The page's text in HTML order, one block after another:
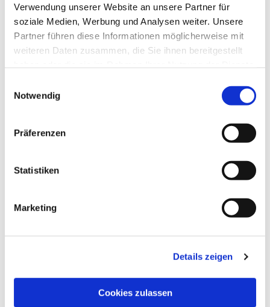
Verwendung unserer Website an unsere Partner für
soziale Medien, Werbung und Analysen weiter. Unsere
Partner führen diese Informationen möglicherweise mit
weiteren Daten zusammen, die Sie ihnen bereitgestellt
Notwendig
Präferenzen
Statistiken
Marketing
Details zeigen
Cookies zulassen
Dies könnte Sie auch